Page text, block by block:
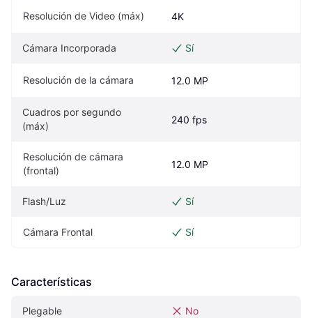
Resolución de Video (máx) 4K
Cámara Incorporada Sí
Resolución de la cámara 12.0 MP
Cuadros por segundo
(máx)
240 fps
Resolución de cámara
(frontal)
12.0 MP
Flash/Luz Sí
Cámara Frontal Sí
Características
Plegable No